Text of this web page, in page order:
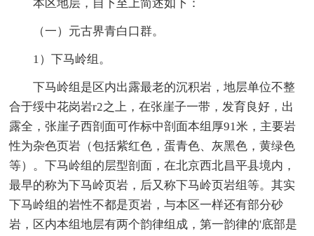
本区地层，自下至上简述如下：
（一）元古界青白口群。
1）下马岭组。
下马岭组是区内出露最老的沉积岩，地层单位不整
合于绥中花岗岩r2之上，在张崖子一带，发育良好，出
露全，张崖子西剖面可作标中剖面本组厚91米，主要岩
性为杂色页岩（包括紫红色，蛋青色、灰黑色，黄绿色
等）。下马岭组的层型剖面，在北京西北昌平县境内，
最早的称为下马岭页岩，后又称下马岭页岩组等。其实
下马岭组的岩性不都是页岩，与本区一样还有部分砂
岩，区内本组地层有两个韵律组成，第一韵律的'底部是